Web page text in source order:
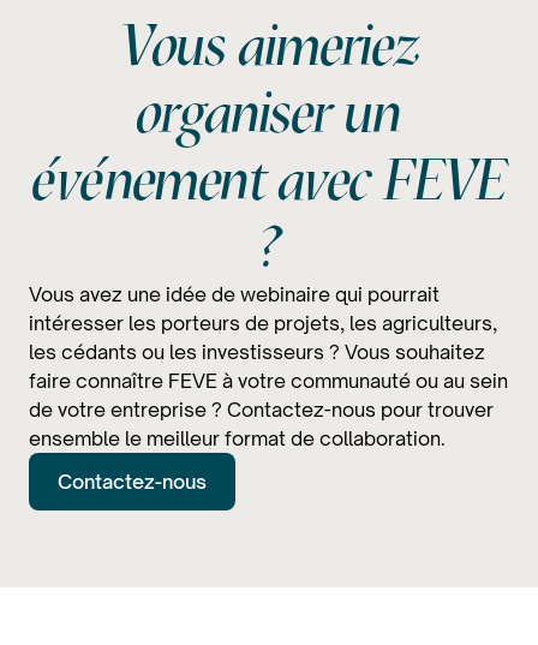
Vous aimeriez
organiser un
événement avec FEVE
?
Vous avez une idée de webinaire qui pourrait
intéresser les porteurs de projets, les agriculteurs,
les cédants ou les investisseurs ? Vous souhaitez
faire connaître FEVE à votre communauté ou au sein
de votre entreprise ? Contactez-nous pour trouver
ensemble le meilleur format de collaboration.
Contactez-nous